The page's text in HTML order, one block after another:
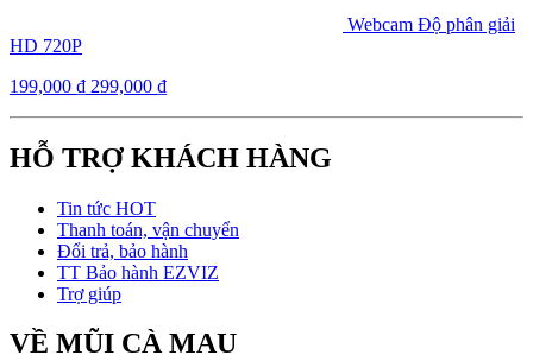
Webcam Độ phân giải
HD 720P
199,000 ₫ 299,000 ₫
HỖ TRỢ KHÁCH HÀNG
Tin tức HOT
Thanh toán, vận chuyển
Đổi trả, bảo hành
TT Bảo hành EZVIZ
Trợ giúp
VỀ MŨI CÀ MAU